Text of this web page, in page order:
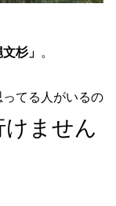
文杉」 。
てる人がいるの
ません